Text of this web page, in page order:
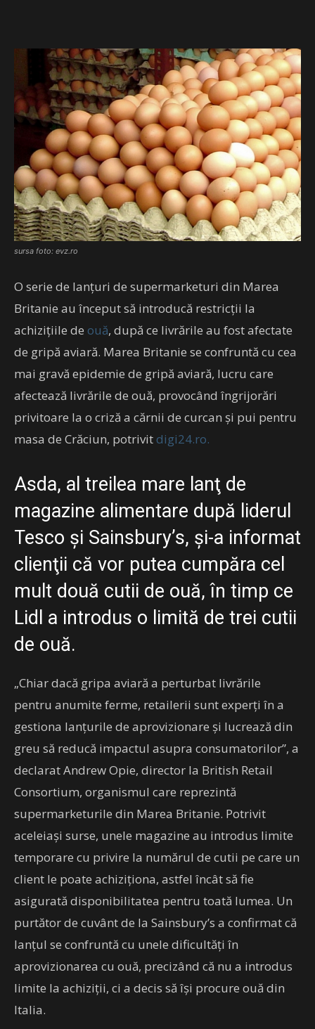
sursa foto: evz.ro
O serie de lanţuri de supermarketuri din Marea
Britanie au început să introducă restricţii la
achiziţiile de ouă, după ce livrările au fost afectate
de gripă aviară. Marea Britanie se confruntă cu cea
mai gravă epidemie de gripă aviară, lucru care
afectează livrările de ouă, provocând îngrijorări
privitoare la o criză a cărnii de curcan şi pui pentru
masa de Crăciun, potrivitdigi24.ro.
Asda, al treilea mare lanţ de
magazine alimentare după liderul
Tesco şi Sainsbury’s, şi-a informat
clienţii că vor putea cumpăra cel
mult două cutii de ouă, în timp ce
Lidl a introdus o limită de trei cutii
de ouă.
„Chiar dacă gripa aviară a perturbat livrările
pentru anumite ferme, retailerii sunt experţi în a
gestiona lanţurile de aprovizionare şi lucrează din
greu să reducă impactul asupra consumatorilor”, a
declarat Andrew Opie, director la British Retail
Consortium, organismul care reprezintă
supermarketurile din Marea Britanie. Potrivit
aceleiași surse, unele magazine au introdus limite
temporare cu privire la numărul de cutii pe care un
client le poate achiziţiona, astfel încât să fie
asigurată disponibilitatea pentru toată lumea. Un
purtător de cuvânt de la Sainsbury’s a confirmat că
lanţul se confruntă cu unele dificultăţi în
aprovizionarea cu ouă, precizând că nu a introdus
limite la achiziţii, ci a decis să îşi procure ouă din
Italia.